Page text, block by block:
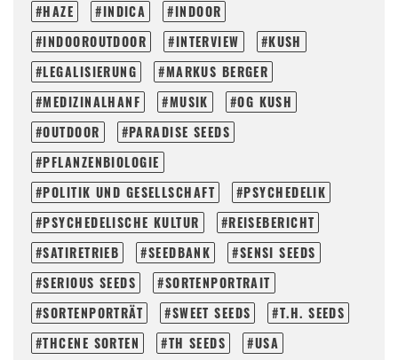
HAZE
INDICA
INDOOR
INDOOROUTDOOR
INTERVIEW
KUSH
LEGALISIERUNG
MARKUS BERGER
MEDIZINALHANF
MUSIK
OG KUSH
OUTDOOR
PARADISE SEEDS
PFLANZENBIOLOGIE
POLITIK UND GESELLSCHAFT
PSYCHEDELIK
PSYCHEDELISCHE KULTUR
REISEBERICHT
SATIRETRIEB
SEEDBANK
SENSI SEEDS
SERIOUS SEEDS
SORTENPORTRAIT
SORTENPORTRÄT
SWEET SEEDS
T.H. SEEDS
THCENE SORTEN
TH SEEDS USA